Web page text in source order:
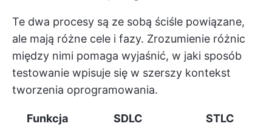
Te dwa procesy są ze sobą ściśle powiązane,
ale mają różne cele i fazy. Zrozumienie różnic
między nimi pomaga wyjaśnić, w jaki sposób
testowanie wpisuje się w szerszy kontekst
tworzenia oprogramowania.
Funkcja SDLC STLC